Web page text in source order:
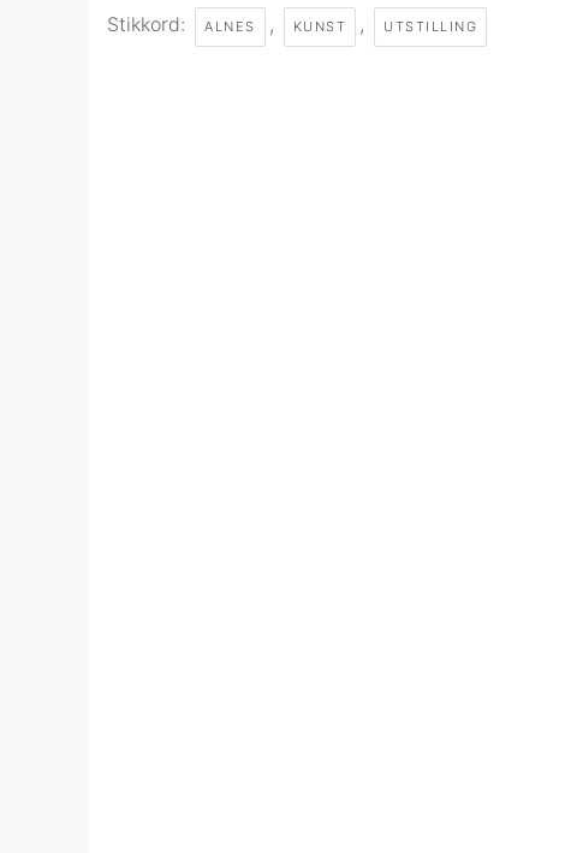
Stikkord: ALNES , KUNST , UTSTILLING